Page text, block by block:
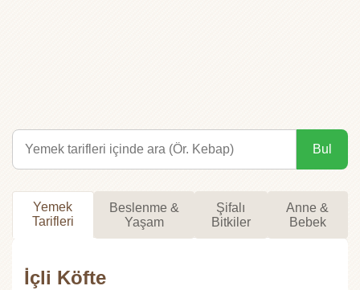
Bul
Yemek
Tarifleri
Beslenme &
Yaşam
Şifalı
Bitkiler
Anne &
Bebek
İçli Köfte